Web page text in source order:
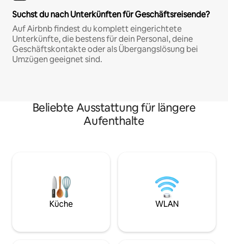
Suchst du nach Unterkünften für Geschäftsreisende?
Auf Airbnb findest du komplett eingerichtete
Unterkünfte, die bestens für dein Personal, deine
Geschäftskontakte oder als Übergangslösung bei
Umzügen geeignet sind.
Beliebte Ausstattung für längere
Aufenthalte
Küche WLAN